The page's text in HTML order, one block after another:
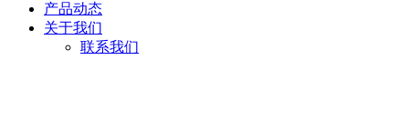
产品动态
关于我们
联系我们